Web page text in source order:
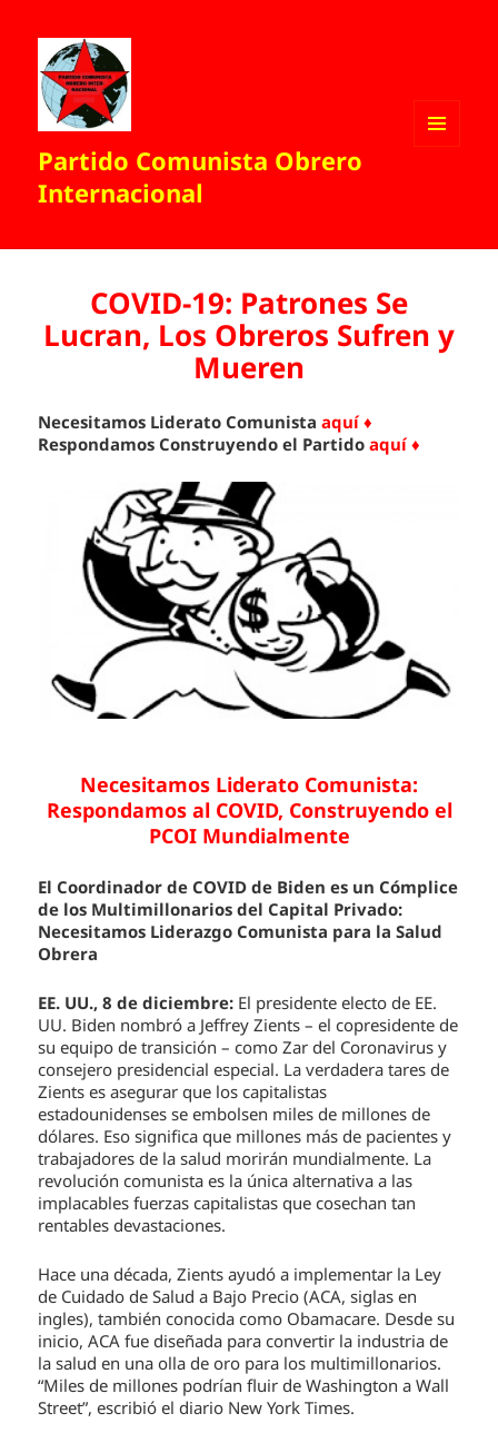
Partido Comunista Obrero
Internacional
COVID-19: Patrones Se
Lucran, Los Obreros Sufren y
Mueren
Necesitamos Liderato Comunistaaquí ♦
Respondamos Construyendo el Partidoaquí ♦
Necesitamos Liderato Comunista:
Respondamos al COVID, Construyendo el
PCOI Mundialmente
El Coordinador de COVID de Biden es un Cómplice
de los Multimillonarios del Capital Privado:
Necesitamos Liderazgo Comunista para la Salud
Obrera
EE. UU., 8 de diciembre: El presidente electo de EE.
UU. Biden nombró a Jeffrey Zients – el copresidente de
su equipo de transición – como Zar del Coronavirus y
consejero presidencial especial. La verdadera tares de
Zients es asegurar que los capitalistas
estadounidenses se embolsen miles de millones de
dólares. Eso significa que millones más de pacientes y
trabajadores de la salud morirán mundialmente. La
revolución comunista es la única alternativa a las
implacables fuerzas capitalistas que cosechan tan
rentables devastaciones.
Hace una década, Zients ayudó a implementar la Ley
de Cuidado de Salud a Bajo Precio (ACA, siglas en
ingles), también conocida como Obamacare. Desde su
inicio, ACA fue diseñada para convertir la industria de
la salud en una olla de oro para los multimillonarios.
“Miles de millones podrían fluir de Washington a Wall
Street”, escribió el diario New York Times.